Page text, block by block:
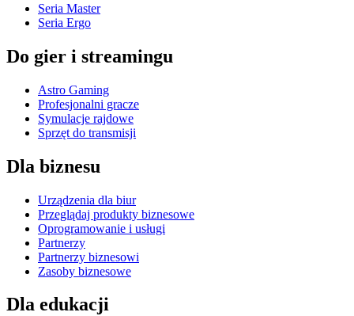
Seria Master
Seria Ergo
Do gier i streamingu
Astro Gaming
Profesjonalni gracze
Symulacje rajdowe
Sprzęt do transmisji
Dla biznesu
Urządzenia dla biur
Przeglądaj produkty biznesowe
Oprogramowanie i usługi
Partnerzy
Partnerzy biznesowi
Zasoby biznesowe
Dla edukacji